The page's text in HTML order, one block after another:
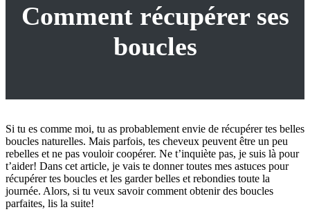
Comment récupérer ses
boucles
Si tu es comme moi, tu as probablement envie de récupérer tes belles
boucles naturelles. Mais parfois, tes cheveux peuvent être un peu
rebelles et ne pas vouloir coopérer. Ne t’inquiète pas, je suis là pour
t’aider! Dans cet article, je vais te donner toutes mes astuces pour
récupérer tes boucles et les garder belles et rebondies toute la
journée. Alors, si tu veux savoir comment obtenir des boucles
parfaites, lis la suite!